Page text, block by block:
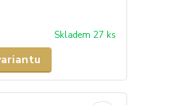
Skladem 27 ks